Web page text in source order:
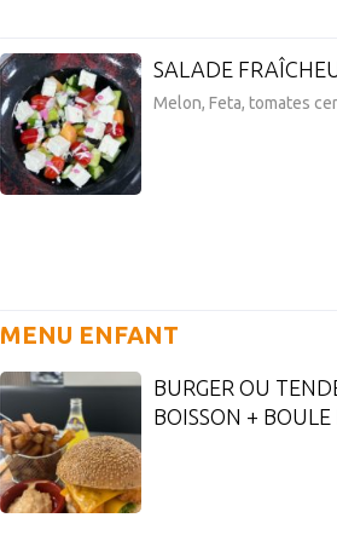
SALADE
Melon, Feta, tomates
MENU ENFANT
BURGER OU
BOISSON + BOULE